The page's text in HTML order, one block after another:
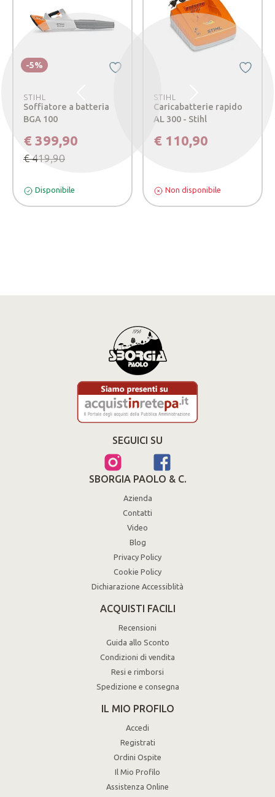
STIHL
Soffiatore a batteria
BGA 100
€ 399,90
€ 419,90
-5%
Disponibile
STIHL
Caricabatterie rapido
AL 300 - Stihl
€ 110,90
Non disponibile
SEGUICI SU
SBORGIA PAOLO & C.
Azienda
Contatti
Video
Blog
Privacy Policy
Cookie Policy
Dichiarazione Accessiblità
ACQUISTI FACILI
Recensioni
Guida allo Sconto
Condizioni di vendita
Resi e rimborsi
Spedizione e consegna
IL MIO PROFILO
Accedi
Registrati
Ordini Ospite
Il Mio Profilo
Assistenza Online